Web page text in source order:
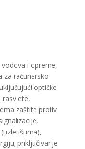
i opreme,
za računarsko
optičke
rasvjete,
zaštite protiv
priključivanje